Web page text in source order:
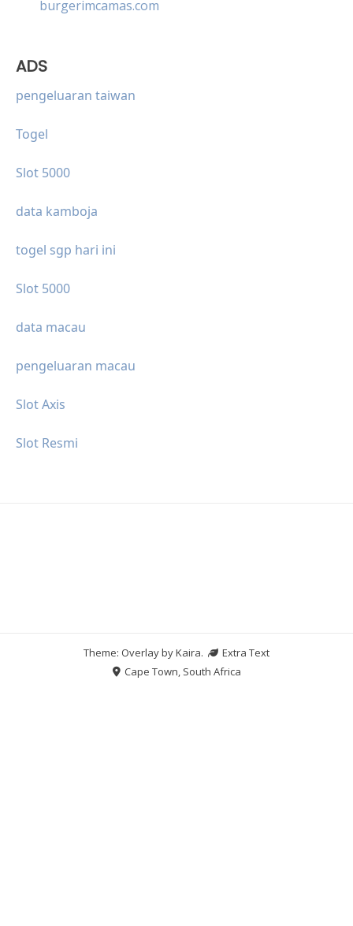
burgerimcamas.com
ADS
pengeluaran taiwan
Togel
Slot 5000
data kamboja
togel sgp hari ini
Slot 5000
data macau
pengeluaran macau
Slot Axis
Slot Resmi
Theme: Overlay byKaira.
Extra Text
Cape Town, South Africa